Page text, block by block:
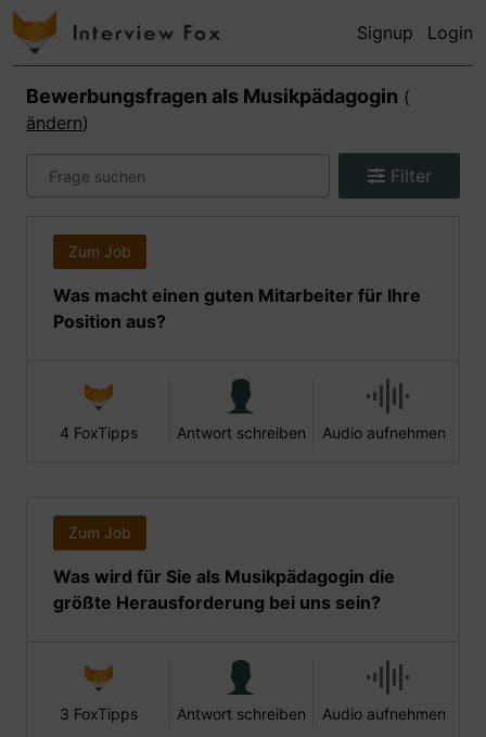
Signup Login
Bewerbungsfragen als Musikpädagogin (
ändern)
Filter
Zum Job
Was macht einen guten Mitarbeiter für Ihre
Position aus?
4 FoxTipps Antwort schreiben Audio aufnehmen
Zum Job
Was wird für Sie als Musikpädagogin die
größte Herausforderung bei uns sein?
3 FoxTipps Antwort schreiben Audio aufnehmen